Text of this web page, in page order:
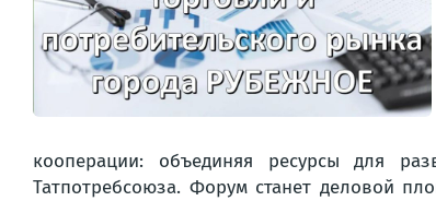
кооперации: объединяя ресурсы для
Татпотребсоюза. Форум станет деловой